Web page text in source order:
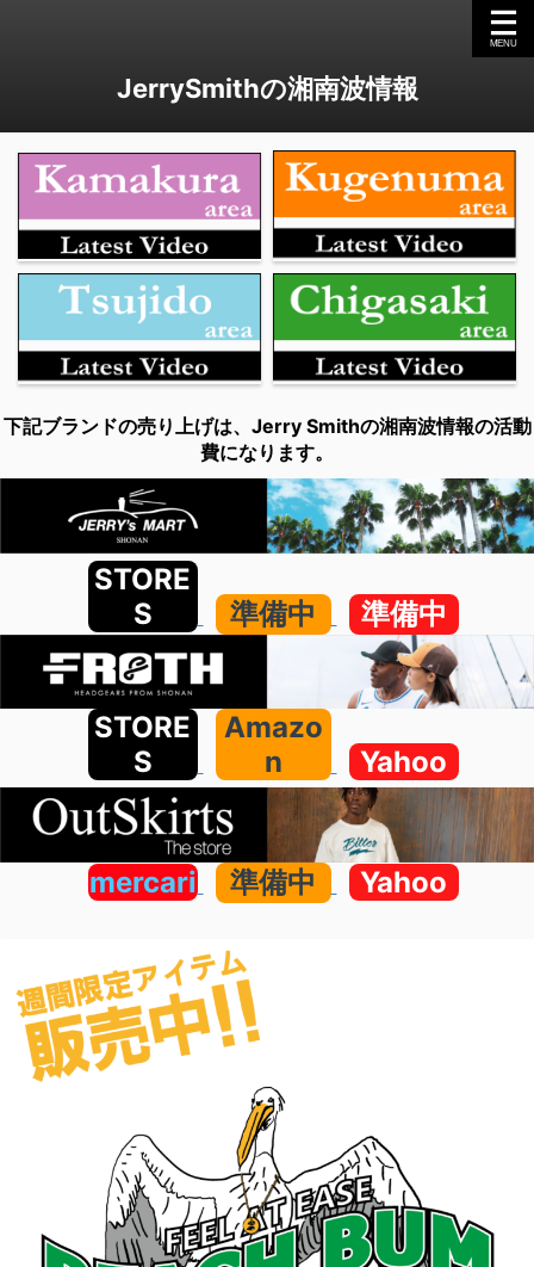
JerrySmithの湘南波情報
下記ブランドの売り上げは、Jerry Smithの湘南波情報の活動
費になります。
STORE
S
準備中 準備中
STORE
S
Amazo
n
Yahoo
mercari 準備中 Yahoo